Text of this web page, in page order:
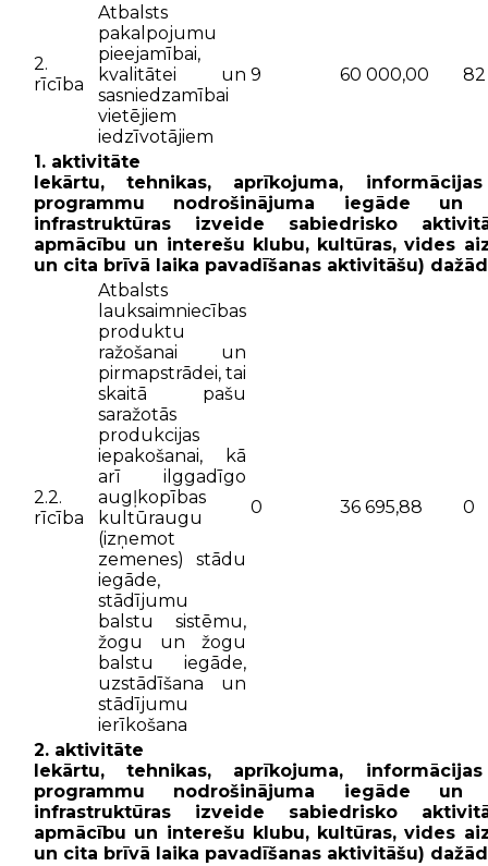
2.
rīcība
Atbalsts
pakalpojumu
pieejamībai,
kvalitātei un
sasniedzamībai
vietējiem
iedzīvotājiem
9 60 000,00
1. aktivitāte
Iekārtu, tehnikas, aprīkojuma,
programmu nodrošinājuma iegāde un
infrastruktūras izveide sabiedrisko
apmācību un interešu klubu, kultūras, vides
un cita brīvā laika pavadīšanas aktivitāšu)
2.2.
rīcība
Atbalsts
lauksaimniecības
produktu
ražošanai un
pirmapstrādei, tai
skaitā pašu
saražotās
produkcijas
iepakošanai, kā
arī ilggadīgo
augļkopības
kultūraugu
(izņemot
zemenes) stādu
iegāde,
stādījumu
balstu sistēmu,
žogu un žogu
balstu iegāde,
uzstādīšana un
stādījumu
ierīkošana
0 36 695,88 0
2. aktivitāte
Iekārtu, tehnikas, aprīkojuma,
programmu nodrošinājuma iegāde un
infrastruktūras izveide sabiedrisko
apmācību un interešu klubu, kultūras, vides
un cita brīvā laika pavadīšanas aktivitāšu)